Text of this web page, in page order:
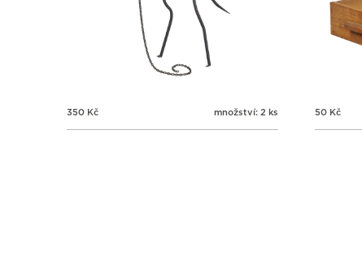
350 Kč množství: 2 ks 50 Kč